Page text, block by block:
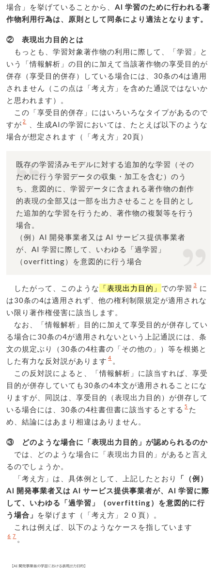
場合」を挙げていることから、AI 学習のために行われる著
作物利用行為は、原則として同条により適法となります。
② 表現出力目的とは
もっとも、学習対象著作物の利用に際して、「学習」と
いう「情報解析」の目的に加えて当該著作物の享受目的が
併存（享受目的併存）している場合には、30条の4は適用
されません（この点は「考え方」を含めた通説ではないか
と思われます）。
この「享受目的併存」にはいろいろなタイプがあるので
すが 2
、生成AIの学習においては、たとえば以下のような
場合が想定されます（「考え方」20頁）
既存の学習済みモデルに対する追加的な学習（その
ために行う学習データの収集・加工を含む）のう
ち、意図的に、学習データに含まれる著作物の創作
的表現の全部又は一部を出力させることを目的とし
た追加的な学習を行うため、著作物の複製等を行う
場合。
（例）AI 開発事業者又は AI サービス提供事業者
が、AI 学習に際して、いわゆる「過学習」
（overfitting）を意図的に行う場合
したがって、このような 「表現出力目的」 での学習 3
に
は30条の4は適用されず、他の権利制限規定が適用されな
い限り著作権侵害に該当します。
なお、「情報解析」目的に加えて享受目的が併存してい
る場合に30条の4が適用されないという上記通説には、条
文の規定ぶり（30条の4柱書の「その他の」）等を根拠と
した有力な反対説があります 4 。
この反対説によると、「情報解析」に該当すれば、享受
目的が併存していても30条の4本文が適用されることにな
りますが、同説は、享受目的（表現出力目的）が併存して
いる場合には、30条の4柱書但書に該当するとする 5 た
め、結論にはあまり相違はありません。
③ どのような場合に「表現出力目的」が認められるのか
では、どのような場合に「表現出力目的」があると言え
るのでしょうか。
「考え方」は、具体例として、上記したとおり
「（例）
AI 開発事業者又は AI サービス提供事業者が、AI 学習に際
して、いわゆる「過学習」（overfitting）を意図的に行
う場合」 を挙げます（「考え方」２０頁）。
これは例えば、以下のようなケースを指しています
6 7 。